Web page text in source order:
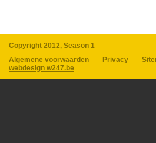
Copyright 2012, Season 1
Algemene voorwaarden
Privacy
webdesign w247.be